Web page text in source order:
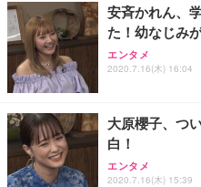
安斉かれん、
た！幼なじみ
エンタメ
2020.7.16(木) 16:04
大原櫻子、つ
白！
エンタメ
2020.7.16(木) 15:39